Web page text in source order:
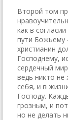
Второй том
как в
пути Божьему
христианин
Господнему,
сердечный
ведь никто не
себя, и в
Господу.
грозным, и
но не делать